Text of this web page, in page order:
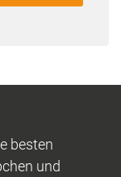
besten
und